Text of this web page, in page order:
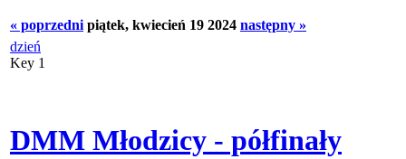
« poprzedni piątek, kwiecień 19 2024 następny »
dzień
Key 1
DMM Młodzicy - półfinały